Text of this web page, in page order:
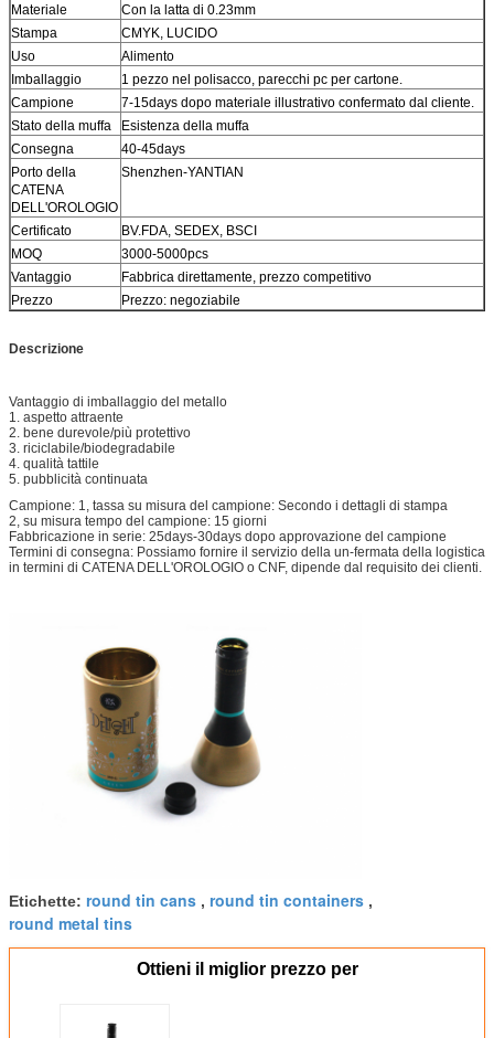
Materiale
Con la latta di 0.23mm
Stampa
CMYK, LUCIDO
Uso
Alimento
Imballaggio
1 pezzo nel polisacco, parecchi pc per cartone.
Campione
7-15days dopo materiale illustrativo confermato dal cliente.
Stato della muffa
Esistenza della muffa
Consegna
40-45days
Porto della
CATENA
DELL'OROLOGIO
Shenzhen-YANTIAN
Certificato
BV.FDA, SEDEX, BSCI
MOQ
3000-5000pcs
Vantaggio
Fabbrica direttamente, prezzo competitivo
Prezzo
Prezzo: negoziabile
Descrizione
Vantaggio di imballaggio del metallo
1. aspetto attraente
2. bene durevole/più protettivo
3. riciclabile/biodegradabile
4. qualità tattile
5. pubblicità continuata
Campione: 1, tassa su misura del campione: Secondo i dettagli di stampa
2, su misura tempo del campione: 15 giorni
Fabbricazione in serie: 25days-30days dopo approvazione del campione
Termini di consegna: Possiamo fornire il servizio della un-fermata della logistica
in termini di CATENA DELL'OROLOGIO o CNF, dipende dal requisito dei clienti.
Etichette: round tin cans , round tin containers ,
round metal tins
Ottieni il miglior prezzo per